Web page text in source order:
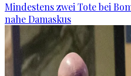
Mindestens zwei Tote bei
nahe Damaskus